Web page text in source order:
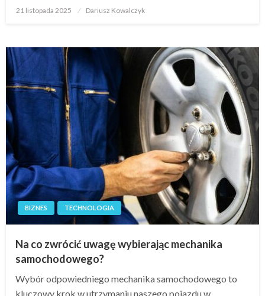
Opublikowane
21 listopada 2025 Dariusz Kowalczyk
BIZNES TECHNOLOGIA
Na co zwrócić uwagę wybierając mechanika
samochodowego?
Wybór odpowiedniego mechanika samochodowego to
kluczowy krok w utrzymaniu naszego pojazdu w